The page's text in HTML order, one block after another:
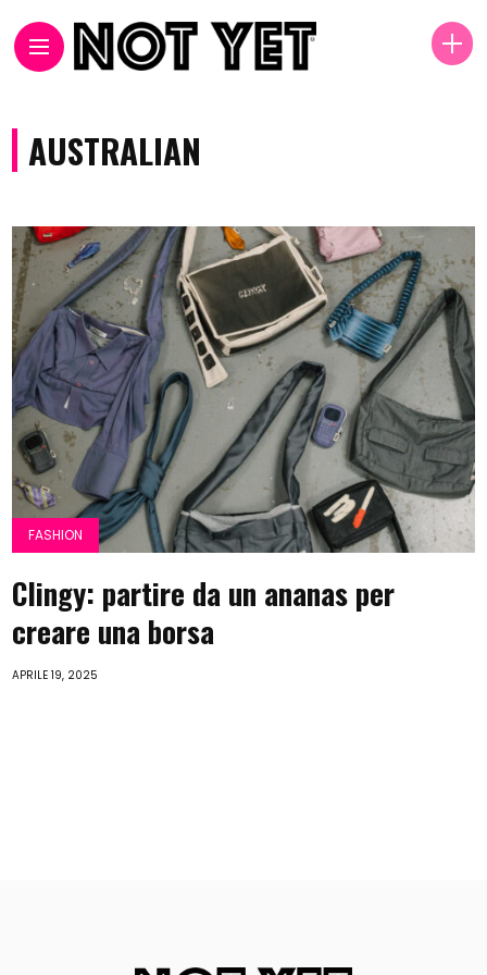
AUSTRALIAN
FASHION
Clingy: partire da un ananas per
creare una borsa
APRILE 19, 2025